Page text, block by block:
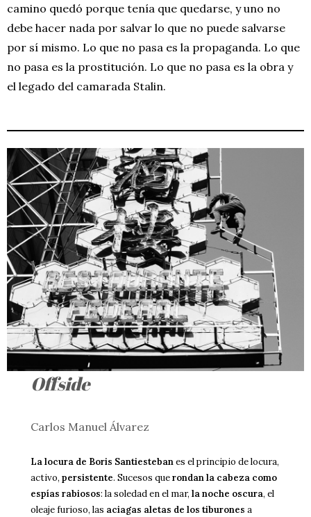
camino quedó porque tenía que quedarse, y uno no
debe hacer nada por salvar lo que no puede salvarse
por sí mismo. Lo que no pasa es la propaganda. Lo que
no pasa es la prostitución. Lo que no pasa es la obra y
el legado del camarada Stalin.
Offside
Carlos Manuel Álvarez
La locura de Boris Santiestebanes el principio de locura,
activo,persistente. Sucesos querondan la cabeza como
espías rabiosos: la soledad en el mar,la noche oscura, el
oleaje furioso, las aciagas aletas de los tiburones a